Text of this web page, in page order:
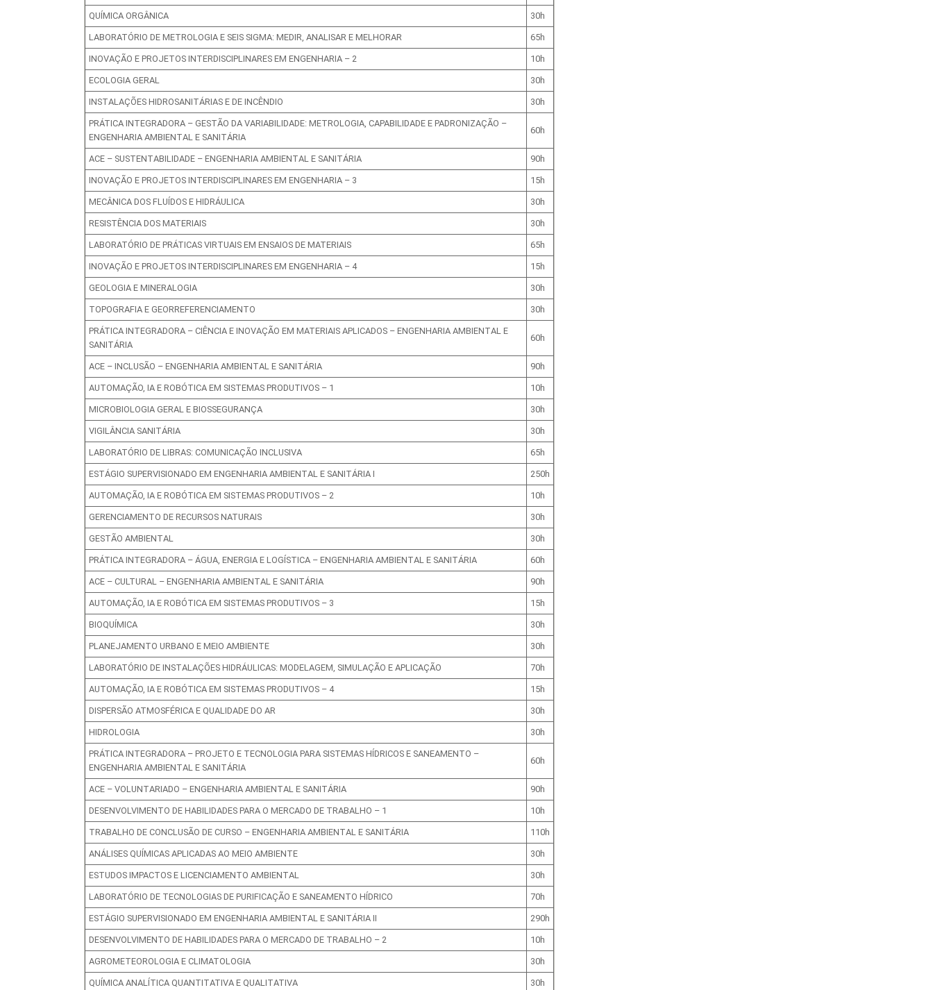
QUÍMICA ORGÂNICA 30h
LABORATÓRIO DE METROLOGIA E SEIS SIGMA: MEDIR, ANALISAR E MELHORAR 65h
INOVAÇÃO E PROJETOS INTERDISCIPLINARES EM ENGENHARIA – 2 10h
ECOLOGIA GERAL 30h
INSTALAÇÕES HIDROSANITÁRIAS E DE INCÊNDIO 30h
PRÁTICA INTEGRADORA – GESTÃO DA VARIABILIDADE: METROLOGIA, CAPABILIDADE E PADRONIZAÇÃO –
ENGENHARIA AMBIENTAL E SANITÁRIA
60h
ACE – SUSTENTABILIDADE – ENGENHARIA AMBIENTAL E SANITÁRIA 90h
INOVAÇÃO E PROJETOS INTERDISCIPLINARES EM ENGENHARIA – 3 15h
MECÂNICA DOS FLUÍDOS E HIDRÁULICA 30h
RESISTÊNCIA DOS MATERIAIS 30h
LABORATÓRIO DE PRÁTICAS VIRTUAIS EM ENSAIOS DE MATERIAIS 65h
INOVAÇÃO E PROJETOS INTERDISCIPLINARES EM ENGENHARIA – 4 15h
GEOLOGIA E MINERALOGIA 30h
TOPOGRAFIA E GEORREFERENCIAMENTO 30h
PRÁTICA INTEGRADORA – CIÊNCIA E INOVAÇÃO EM MATERIAIS APLICADOS – ENGENHARIA AMBIENTAL E
SANITÁRIA
60h
ACE – INCLUSÃO – ENGENHARIA AMBIENTAL E SANITÁRIA 90h
AUTOMAÇÃO, IA E ROBÓTICA EM SISTEMAS PRODUTIVOS – 1 10h
MICROBIOLOGIA GERAL E BIOSSEGURANÇA 30h
VIGILÂNCIA SANITÁRIA 30h
LABORATÓRIO DE LIBRAS: COMUNICAÇÃO INCLUSIVA 65h
ESTÁGIO SUPERVISIONADO EM ENGENHARIA AMBIENTAL E SANITÁRIA I 250h
AUTOMAÇÃO, IA E ROBÓTICA EM SISTEMAS PRODUTIVOS – 2 10h
GERENCIAMENTO DE RECURSOS NATURAIS 30h
GESTÃO AMBIENTAL 30h
PRÁTICA INTEGRADORA – ÁGUA, ENERGIA E LOGÍSTICA – ENGENHARIA AMBIENTAL E SANITÁRIA 60h
ACE – CULTURAL – ENGENHARIA AMBIENTAL E SANITÁRIA 90h
AUTOMAÇÃO, IA E ROBÓTICA EM SISTEMAS PRODUTIVOS – 3 15h
BIOQUÍMICA 30h
PLANEJAMENTO URBANO E MEIO AMBIENTE 30h
LABORATÓRIO DE INSTALAÇÕES HIDRÁULICAS: MODELAGEM, SIMULAÇÃO E APLICAÇÃO 70h
AUTOMAÇÃO, IA E ROBÓTICA EM SISTEMAS PRODUTIVOS – 4 15h
DISPERSÃO ATMOSFÉRICA E QUALIDADE DO AR 30h
HIDROLOGIA 30h
PRÁTICA INTEGRADORA – PROJETO E TECNOLOGIA PARA SISTEMAS HÍDRICOS E SANEAMENTO –
ENGENHARIA AMBIENTAL E SANITÁRIA
60h
ACE – VOLUNTARIADO – ENGENHARIA AMBIENTAL E SANITÁRIA 90h
DESENVOLVIMENTO DE HABILIDADES PARA O MERCADO DE TRABALHO – 1 10h
TRABALHO DE CONCLUSÃO DE CURSO – ENGENHARIA AMBIENTAL E SANITÁRIA 110h
ANÁLISES QUÍMICAS APLICADAS AO MEIO AMBIENTE 30h
ESTUDOS IMPACTOS E LICENCIAMENTO AMBIENTAL 30h
LABORATÓRIO DE TECNOLOGIAS DE PURIFICAÇÃO E SANEAMENTO HÍDRICO 70h
ESTÁGIO SUPERVISIONADO EM ENGENHARIA AMBIENTAL E SANITÁRIA II 290h
DESENVOLVIMENTO DE HABILIDADES PARA O MERCADO DE TRABALHO – 2 10h
AGROMETEOROLOGIA E CLIMATOLOGIA 30h
QUÍMICA ANALÍTICA QUANTITATIVA E QUALITATIVA 30h